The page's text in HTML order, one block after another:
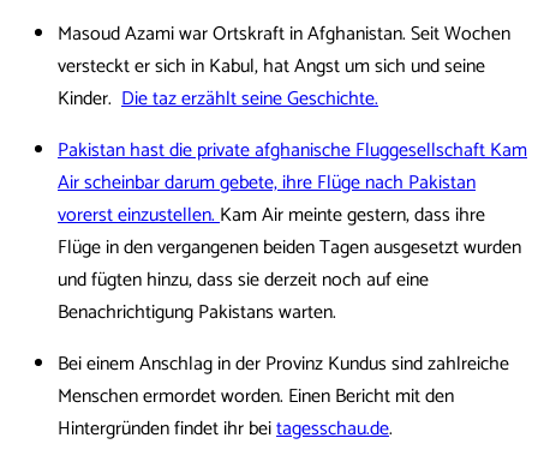
Masoud Azami war Ortskraft in Afghanistan. Seit Wochen
versteckt er sich in Kabul, hat Angst um sich und seine
Kinder. Die taz erzählt seine Geschichte.
Pakistan hast die private afghanische Fluggesellschaft Kam
Air scheinbar darum gebete, ihre Flüge nach Pakistan
vorerst einzustellen.Kam Air meinte gestern, dass ihre
Flüge in den vergangenen beiden Tagen ausgesetzt wurden
und fügten hinzu, dass sie derzeit noch auf eine
Benachrichtigung Pakistans warten.
Bei einem Anschlag in der Provinz Kundus sind zahlreiche
Menschen ermordet worden. Einen Bericht mit den
Hintergründen findet ihr beitagesschau.de.